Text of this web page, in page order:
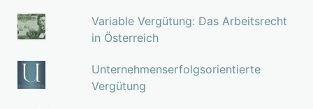
Variable Vergütung: Das Arbeitsrecht
in Österreich
Unternehmenserfolgsorientierte
Vergütung